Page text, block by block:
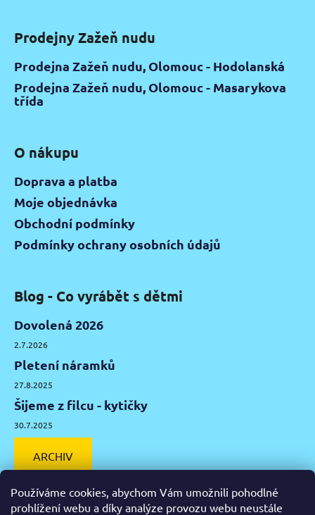
Používáme cookies, abychom Vám umožnili pohodlné
prohlížení webu a díky analýze provozu webu neustále
Prodejny Zažeň nudu
Prodejna Zažeň nudu, Olomouc - Hodolanská
Prodejna Zažeň nudu, Olomouc - Masarykova
třída
O nákupu
Doprava a platba
Moje objednávka
Obchodní podmínky
Podmínky ochrany osobních údajů
Blog - Co vyrábět s dětmi
Dovolená 2026
2.7.2026
Pletení náramků
27.8.2025
Šijeme z filcu - kytičky
30.7.2025
ARCHIV